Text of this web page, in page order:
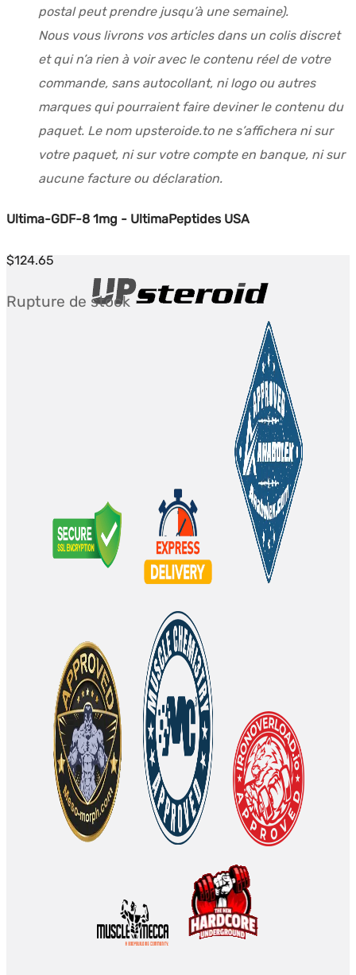
postal peut prendre jusqu’à une semaine).
Nous vous livrons vos articles dans un colis discret
et qui n’a rien à voir avec le contenu réel de votre
commande, sans autocollant, ni logo ou autres
marques qui pourraient faire deviner le contenu du
paquet. Le nom upsteroide.to ne s’affichera ni sur
votre paquet, ni sur votre compte en banque, ni sur
aucune facture ou déclaration.
Ultima-GDF-8 1mg - UltimaPeptides USA
$124.65
Rupture de stock